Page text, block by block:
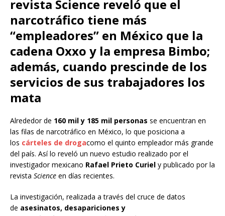
revista Science reveló que el
narcotráfico tiene más
“empleadores” en México que la
cadena Oxxo y la empresa Bimbo;
además, cuando prescinde de los
servicios de sus trabajadores los
mata
Alrededor de 160 mil y 185 mil personas se encuentran en
las filas de narcotráfico en México, lo que posiciona a
los cárteles de drogacomo el quinto empleador más grande
del país. Así lo reveló un nuevo estudio realizado por el
investigador mexicano Rafael Prieto Curiel y publicado por la
revista Science en días recientes.
La investigación, realizada a través del cruce de datos
de asesinatos, desapariciones y